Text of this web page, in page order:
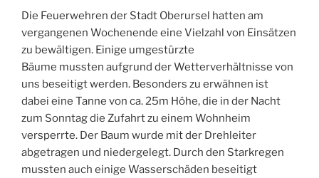
Die Feuerwehren der Stadt Oberursel hatten am
vergangenen Wochenende eine Vielzahl von Einsätzen
zu bewältigen. Einige umgestürzte
Bäume mussten aufgrund der Wetterverhältnisse von
uns beseitigt werden. Besonders zu erwähnen ist
dabei eine Tanne von ca. 25m Höhe, die in der Nacht
zum Sonntag die Zufahrt zu einem Wohnheim
versperrte. Der Baum wurde mit der Drehleiter
abgetragen und niedergelegt. Durch den Starkregen
mussten auch einige Wasserschäden beseitigt